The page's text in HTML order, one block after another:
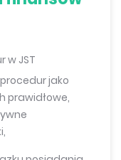
w JST
jako
prawidłowe,